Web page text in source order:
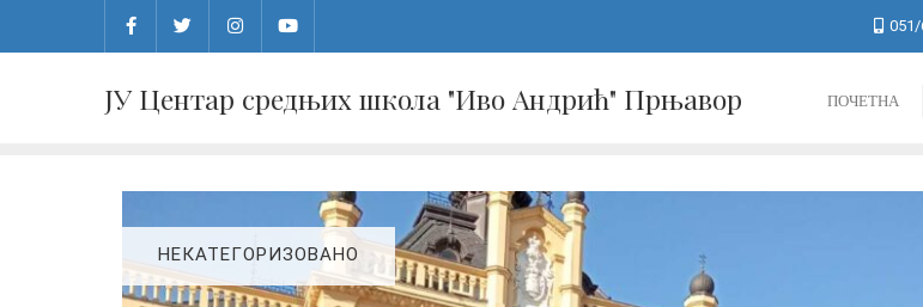
051/
ЈУ Центар средњих школа "Иво Андрић" Прњавор ПОЧЕТНА
НЕКАТЕГОРИЗОВАНО